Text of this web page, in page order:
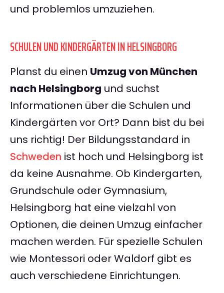
und problemlos umzuziehen.
SCHULEN UND KINDERGÄRTEN IN HELSINGBORG
Planst du einen Umzug von München
nach Helsingborg und suchst
Informationen über die Schulen und
Kindergärten vor Ort? Dann bist du bei
uns richtig! Der Bildungsstandard in
Schweden ist hoch und Helsingborg ist
da keine Ausnahme. Ob Kindergarten,
Grundschule oder Gymnasium,
Helsingborg hat eine vielzahl von
Optionen, die deinen Umzug einfacher
machen werden. Für spezielle Schulen
wie Montessori oder Waldorf gibt es
auch verschiedene Einrichtungen.